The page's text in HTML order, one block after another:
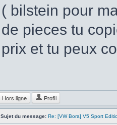
( bilstein pour
de pieces tu
prix et tu peux
Hors ligne Profil
Sujet du message: Re: [VW Bora] V5 Sport